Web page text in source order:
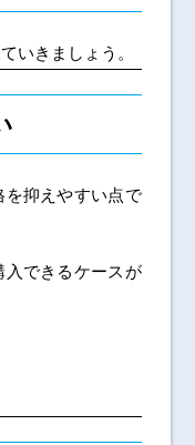
いきましょう。
抑えやすい点で
できるケースが